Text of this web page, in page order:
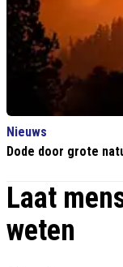
Nieuws
Dode door grote
Laat
weten